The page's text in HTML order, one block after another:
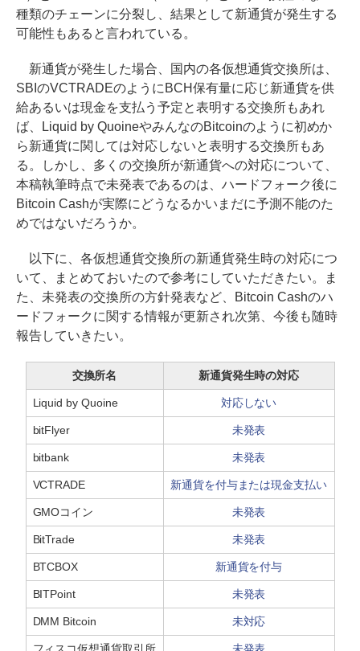
種類のチェーンに分裂し、結果として新通貨が発生する
可能性もあると言われている。
新通貨が発生した場合、国内の各仮想通貨交換所は、
SBIのVCTRADEのようにBCH保有量に応じ新通貨を供
給あるいは現金を支払う予定と表明する交換所もあれ
ば、Liquid by QuoineやみんなのBitcoinのように初めか
ら新通貨に関しては対応しないと表明する交換所もあ
る。しかし、多くの交換所が新通貨への対応について、
本稿執筆時点で未発表であるのは、ハードフォーク後に
Bitcoin Cashが実際にどうなるかいまだに予測不能のた
めではないだろうか。
以下に、各仮想通貨交換所の新通貨発生時の対応につ
いて、まとめておいたので参考にしていただきたい。ま
た、未発表の交換所の方針発表など、Bitcoin Cashのハ
ードフォークに関する情報が更新され次第、今後も随時
報告していきたい。
交換所名 新通貨発生時の対応
Liquid by Quoine 対応しない
bitFlyer 未発表
bitbank 未発表
VCTRADE 新通貨を付与または現金支払い
GMOコイン 未発表
BitTrade 未発表
BTCBOX 新通貨を付与
BITPoint 未発表
DMM Bitcoin 未対応